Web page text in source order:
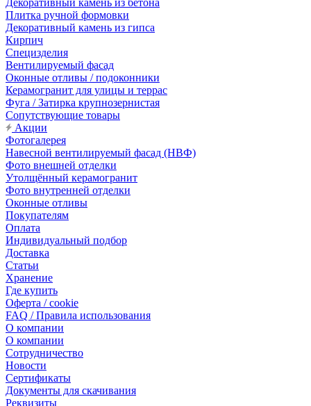
Декоративный камень из бетона
Плитка ручной формовки
Декоративный камень из гипса
Кирпич
Специзделия
Вентилируемый фасад
Оконные отливы / подоконники
Керамогранит для улицы и террас
Фуга / Затирка крупнозернистая
Сопутствующие товары
Акции
Фотогалерея
Навесной вентилируемый фасад (НВФ)
Фото внешней отделки
Утолщённый керамогранит
Фото внутренней отделки
Оконные отливы
Покупателям
Оплата
Индивидуальный подбор
Доставка
Статьи
Хранение
Где купить
Оферта / cookie
FAQ / Правила использования
О компании
О компании
Сотрудничество
Новости
Сертификаты
Документы для скачивания
Реквизиты